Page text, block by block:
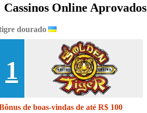
Cassinos Online Aprovados
dourado
1
de boas-vindas de até R$ 100